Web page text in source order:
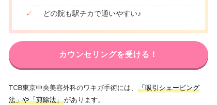
✓ どの院も駅チカで通いやすい♪
カウンセリングを受ける！
TCB東京中央美容外科のワキガ手術には、
「吸引シェービング
法」や「剪除法」があります。